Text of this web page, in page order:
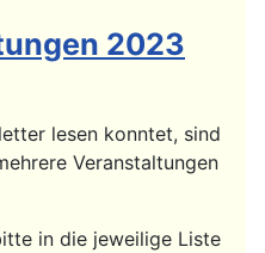
2023
lesen konntet, sind
Veranstaltungen
in die jeweilige Liste